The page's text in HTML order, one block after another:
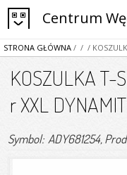
Centrum
STRONA GŁÓWNA / / /
KOSZULKA T-
r XXL
Symbol: ADY681254,